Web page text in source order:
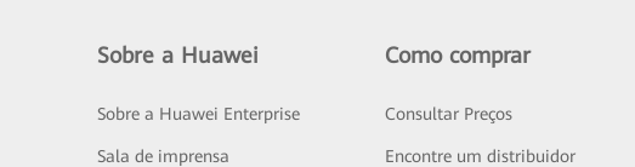
Sobre a Huawei
Sobre a Huawei Enterprise
Sala de imprensa
Como comprar
Consultar Preços
Encontre um distribuidor